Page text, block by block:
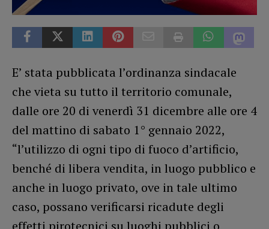
E’ stata pubblicata l’ordinanza sindacale
che vieta su tutto il territorio comunale,
dalle ore 20 di venerdì 31 dicembre alle ore 4
del mattino di sabato 1° gennaio 2022,
“l’utilizzo di ogni tipo di fuoco d’artificio,
benché di libera vendita, in luogo pubblico e
anche in luogo privato, ove in tale ultimo
caso, possano verificarsi ricadute degli
effetti pirotecnici su luoghi pubblici o